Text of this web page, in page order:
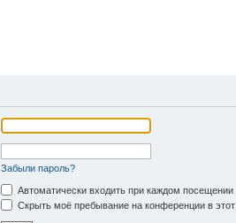
Забыли пароль?
Автоматически входить при каждом посещении
Скрыть моё пребывание на конференции в этот